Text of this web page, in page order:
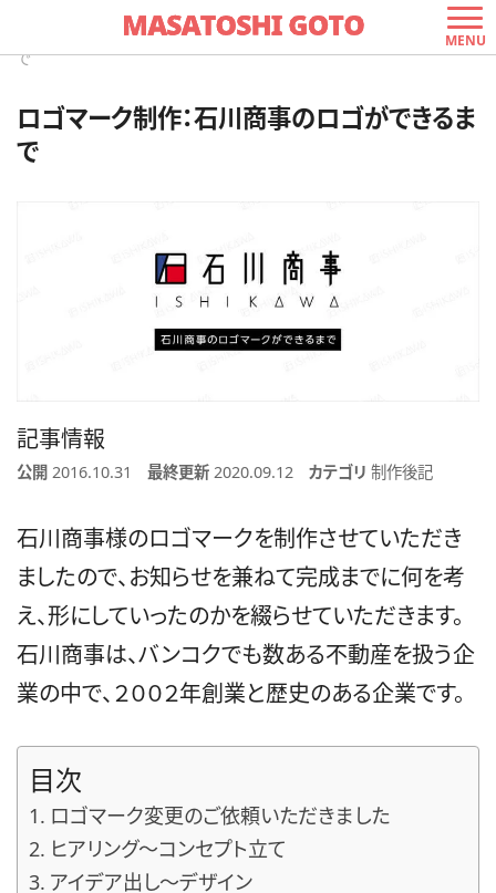
制作後記 » ロゴマーク制作：石川商事のロゴができるま
で
ロゴマーク制作：石川商事のロゴができるま
で
記事情報
公開 2016.10.31 最終更新 2020.09.12 カテゴリ 制作後記
石川商事様のロゴマークを制作させていただき
ましたので、お知らせを兼ねて完成までに何を考
え、形にしていったのかを綴らせていただきます。
石川商事は、バンコクでも数ある不動産を扱う企
業の中で、２００２年創業と歴史のある企業です。
目次
ロゴマーク変更のご依頼いただきました
ヒアリング〜コンセプト立て
アイデア出し〜デザイン
MENU